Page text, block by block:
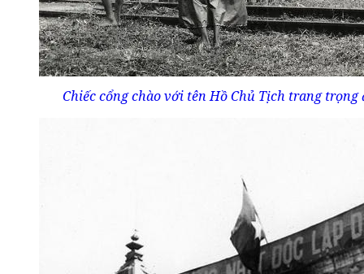
Chiếc cổng chào với tên Hồ Chủ Tịch trang